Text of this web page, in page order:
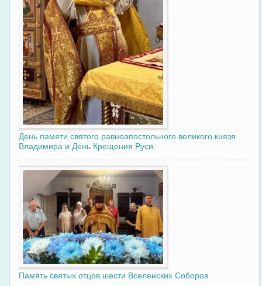
День памяти святого равноапостольного великого князя
Владимира и День Крещения Руси.
Память святых отцов шести Вселенских Соборов.